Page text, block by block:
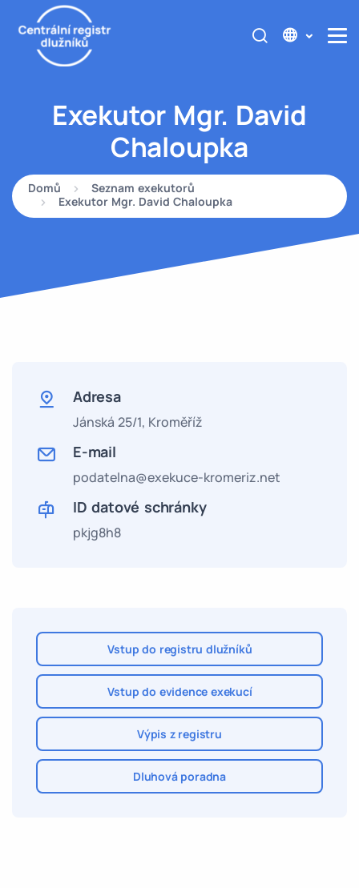
Exekutor Mgr. David
Chaloupka
Domů
Seznam exekutorů
Exekutor Mgr. David Chaloupka
Adresa
Jánská 25/1, Kroměříž
E-mail
podatelna@exekuce-kromeriz.net
ID datové schránky
pkjg8h8
Vstup do registru dlužníků
Vstup do evidence exekucí
Výpis z registru
Dluhová poradna